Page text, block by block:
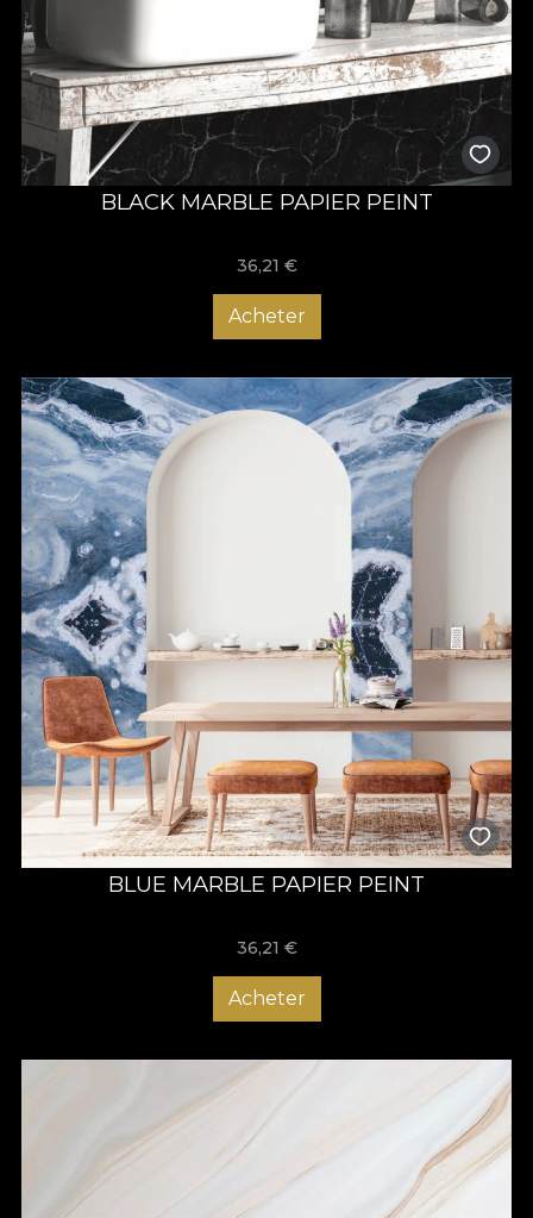
BLACK MARBLE PAPIER PEINT
36,21 €
Acheter
BLUE MARBLE PAPIER PEINT
36,21 €
Acheter